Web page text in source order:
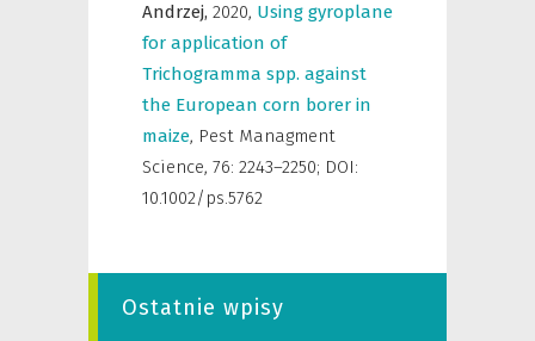
Andrzej, 2020, Using gyroplane
for application of
Trichogramma spp. against
the European corn borer in
maize, Pest Managment
Science, 76: 2243–2250; DOI:
10.1002/ps.5762
Ostatnie wpisy